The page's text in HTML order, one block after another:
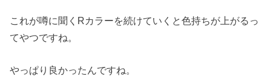
これが噂に聞くRカラーを続けていくと色持ちが上がるっ
てやつですね。
やっぱり良かったんですね。